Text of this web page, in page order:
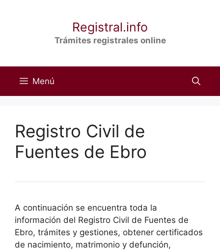
Registral.info
Trámites registrales online
Menú
Registro Civil de
Fuentes de Ebro
A continuación se encuentra toda la
información del Registro Civil de Fuentes de
Ebro, trámites y gestiones, obtener certificados
de nacimiento, matrimonio y defunción,